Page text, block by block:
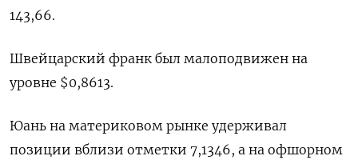
143,66.
Швейцарский франк был малоподвижен на
уровне $0,8613​.
Юань на материковом рынке удерживал
позиции вблизи отметки 7,1346​, а на офшорном